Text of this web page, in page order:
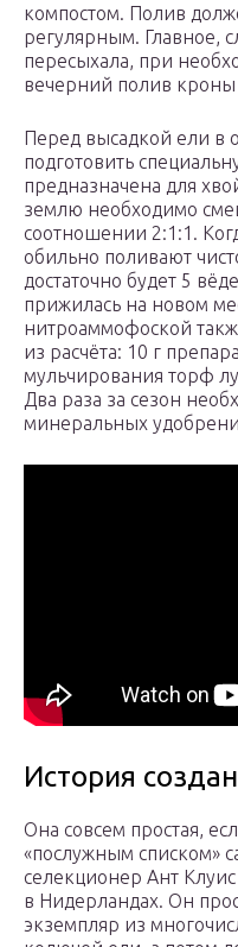
компостом. Полив
регулярным. Главное,
пересыхала, при
вечерний полив
Перед высадкой ели в
подготовить
предназначена для
землю необходимо
соотношении 2:1:1.
обильно поливают
достаточно будет 5
прижилась на новом
нитроаммофоской
из расчёта: 10 г
мульчирования торф
Два раза за сезон
минеральных
История
Она совсем простая,
«послужным списком»
селекционер Ант
в Нидерландах. Он
экземпляр из